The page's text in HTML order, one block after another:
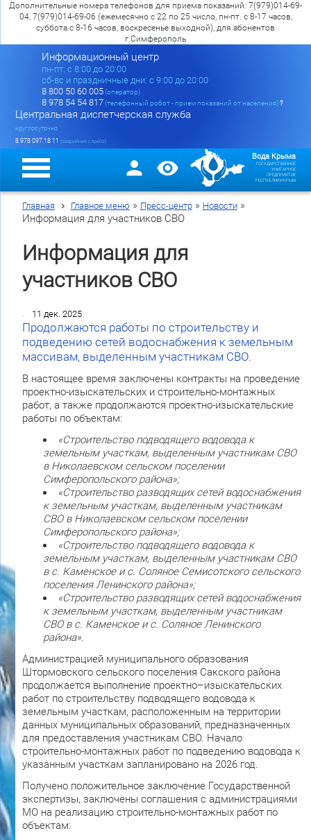
Дополнительные номера телефонов для приема показаний: 7(979)014-69-
04, 7(979)014-69-06 (ежемесячно с 22 по 25 число, пн-пт. с 8-17 часов,
суббота с 8-16 часов, воскресенье выходной), для абонентов
г.Симферополь
Информационный центр
пн-пт: c 8:00 до 20:00
сб-вс и праздничные дни: с 9:00 до 20:00
8 800 50 60 005(оператор)
8 978 54 54 817(телефонный робот - прием показаний от населения)?
Центральная диспетчерская служба
круглосуточно
8 978 097 18 11 (аварийная служба)
Вода Крыма
ГОСУДАРСТВЕННОЕ
УНИТАРНОЕ
ПРЕДПРИЯТИЕ
РЕСПУБЛИКИ КРЫМ
Главная Главное меню » Пресс-центр» Новости»
Информация для участников СВО
Информация для
участников СВО
11 дек. 2025
Продолжаются работы по строительству и
подведению сетей водоснабжения к земельным
массивам, выделенным участникам СВО.
В настоящее время заключены контракты на проведение
проектно-изыскательских и строительно-монтажных
работ, а также продолжаются проектно-изыскательские
работы по объектам:
«Строительство подводящего водовода к
земельным участкам, выделенным участникам СВО
в Николаевском сельском поселении
Симферопольского района»;
«Строительство разводящих сетей водоснабжения
к земельным участкам, выделенным участникам
СВО в Николаевском сельском поселении
Симферопольского района»;
«Строительство подводящего водовода к
земельным участкам, выделенным участникам СВО
в с. Каменское и с. Соляное Семисотского сельского
поселения Ленинского района»;
«Строительство разводящих сетей водоснабжения
к земельным участкам, выделенным участникам
СВО в с. Каменское и с. Соляное Ленинского
района».
Администрацией муниципального образования
Штормовского сельского поселения Сакского района
продолжается выполнение проектно–изыскательских
работ по строительству подводящего водовода к
земельным участкам, расположенным на территории
данных муниципальных образований, предназначенных
для предоставления участникам СВО. Начало
строительно-монтажных работ по подведению водовода к
указанным участкам запланировано на 2026 год.
Получено положительное заключение Государственной
экспертизы, заключены соглашения с администрациями
МО на реализацию строительно-монтажных работ по
объектам: